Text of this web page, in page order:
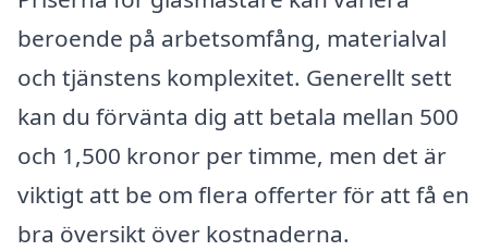
beroende på arbetsomfång, materialval
och tjänstens komplexitet. Generellt sett
kan du förvänta dig att betala mellan 500
och 1,500 kronor per timme, men det är
viktigt att be om flera offerter för att få en
bra översikt över kostnaderna.